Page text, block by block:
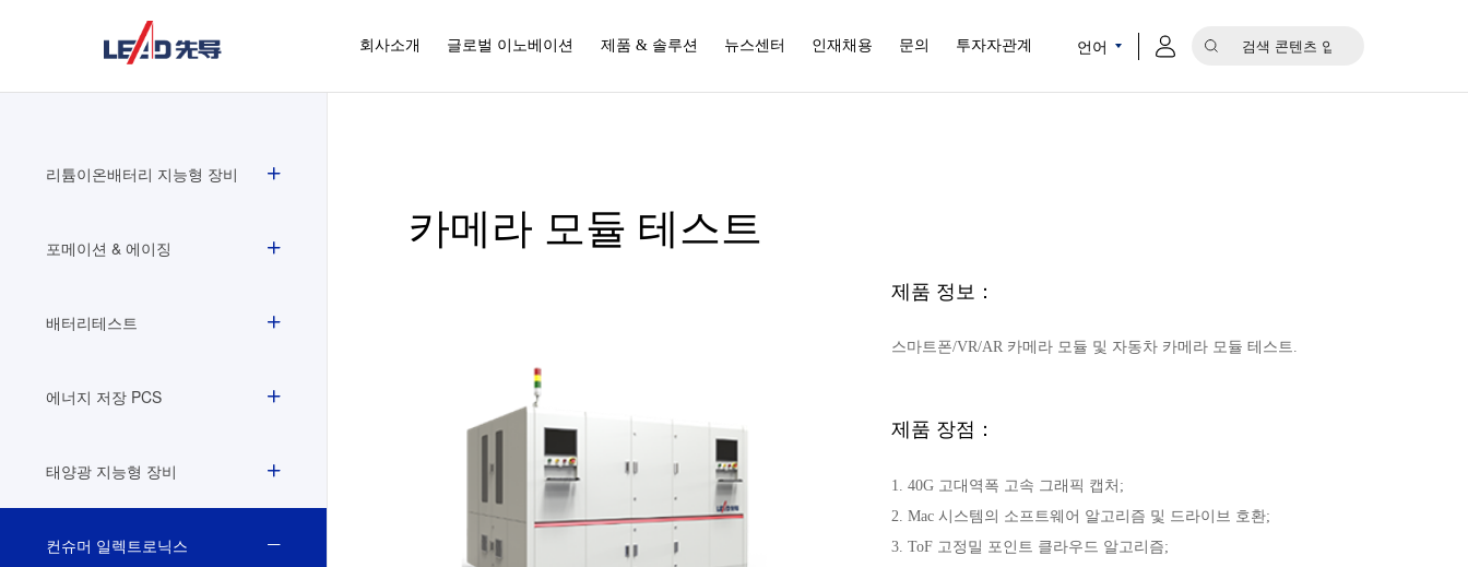
회사소개 글로벌 이노베이션 제품 & 솔루션 뉴스센터 인재채용 문의 투자자관계 언어
리튬이온배터리 지능형 장비
포메이션 & 에이징
배터리테스트
에너지 저장 PCS
태양광 지능형 장비
컨슈머 일렉트로닉스
카메라 모듈 테스트
제품 정보：
스마트폰/VR/AR 카메라 모듈 및 자동차 카메라 모듈 테스트.
제품 장점：
1. 40G 고대역폭 고속 그래픽 캡처;
2. Mac 시스템의 소프트웨어 알고리즘 및 드라이브 호환;
3. ToF 고정밀 포인트 클라우드 알고리즘;